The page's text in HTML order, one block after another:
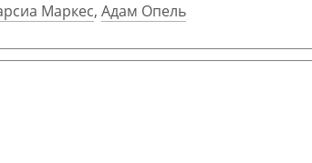
Маркес, Адам Опель